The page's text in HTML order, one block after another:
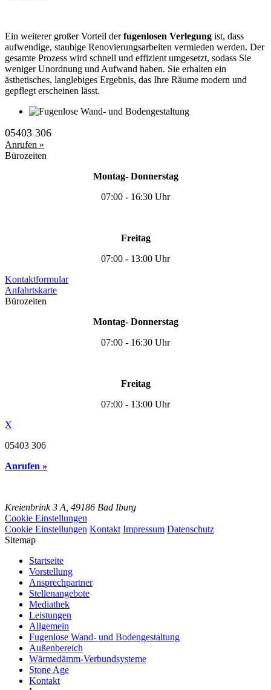
Ein weiterer großer Vorteil derfugenlosen Verlegung ist, dass
aufwendige, staubige Renovierungsarbeiten vermieden werden. Der
gesamte Prozess wird schnell und effizient umgesetzt, sodass Sie
weniger Unordnung und Aufwand haben. Sie erhalten ein
ästhetisches, langlebiges Ergebnis, das Ihre Räume modern und
gepflegt erscheinen lässt.
05403 306
Anrufen »
Bürozeiten
Montag- Donnerstag
07:00 - 16:30 Uhr
Freitag
07:00 - 13:00 Uhr
Kontaktformular
Anfahrtskarte
Bürozeiten
Montag- Donnerstag
07:00 - 16:30 Uhr
Freitag
07:00 - 13:00 Uhr
X
05403 306
Anrufen »
Kreienbrink 3 A, 49186 Bad Iburg
Cookie Einstellungen
Cookie Einstellungen Kontakt Impressum Datenschutz
Sitemap
Startseite
Vorstellung
Ansprechpartner
Stellenangebote
Mediathek
Leistungen
Allgemein
Fugenlose Wand- und Bodengestaltung
Außenbereich
Wärmedämm-Verbundsysteme
Stone Age
Kontakt